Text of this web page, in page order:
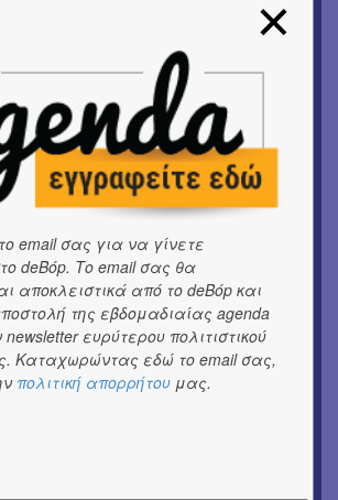
Artists Festival
2026
Festival στη Λήμνο
με ελεύθερη είσοδο στη Δημοτική
ρέκβιεμ για την ήττα ενός
Προσωρινά για Πάντα
email σας για να γίνετε
deBόp. Το email σας θα
αποκλειστικά από το deBόp και
της εβδομαδιαίας agenda
newsletter ευρύτερου πολιτιστικού
Καταχωρώντας εδώ το email σας,
πολιτική απορρήτου μας.